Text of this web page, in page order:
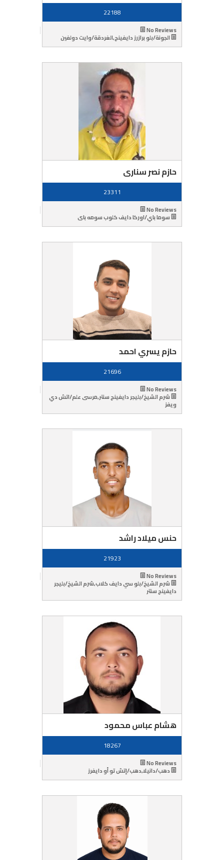
22188
No Reviews
الجونة/بلو برازرز دايفينج,الغردقة/وايت دولفين
حازم نصر سنارى
23311
No Reviews
سوما باي/اوركا دايف كلوب سومه باى
حازم يسري احمد
21696
No Reviews
شرم الشيخ/بليجر دايفينج سنتر,مرسى علم/اتش دي
ويفز
حنس ميلاد راشد
21923
No Reviews
شرم الشيخ/بلو سي دايف كلاب,شرم الشيخ/بليجر
دايفينج سنتر
هشام عباس محمود
18267
No Reviews
دهب/دانيلا,دهب/إتش تو أو دايفرز